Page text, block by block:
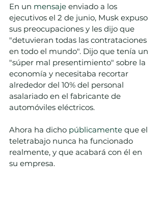
En un mensaje enviado a los
ejecutivos el 2 de junio, Musk expuso
sus preocupaciones y les dijo que
"detuvieran todas las contrataciones
en todo el mundo". Dijo que tenía un
"súper mal presentimiento" sobre la
economía y necesitaba recortar
alrededor del 10% del personal
asalariado en el fabricante de
automóviles eléctricos.
Ahora ha dicho públicamente que el
teletrabajo nunca ha funcionado
realmente, y que acabará con él en
su empresa.